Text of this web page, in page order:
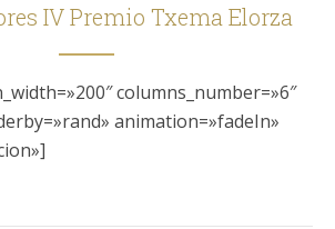
IV Premio Txema Elorza
columns_number=»6″
animation=»fadeIn»